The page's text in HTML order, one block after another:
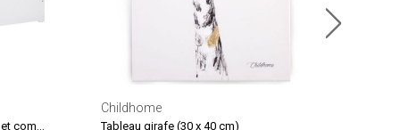
Childhome
Tableau girafe (30 x 40 cm)